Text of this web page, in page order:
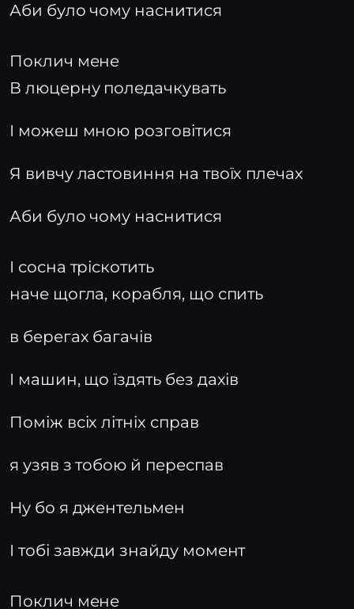
Аби було чому наснитися
Поклич мене
В люцерну поледачкувать
І можеш мною розговітися
Я вивчу ластовиння на твоїх плечах
Аби було чому наснитися
І сосна тріскотить
наче щогла, корабля, що спить
в берегах багачів
І машин, що їздять без дахів
Поміж всіх літніх справ
я узяв з тобою й переспав
Ну бо я джентельмен
І тобі завжди знайду момент
Поклич мене